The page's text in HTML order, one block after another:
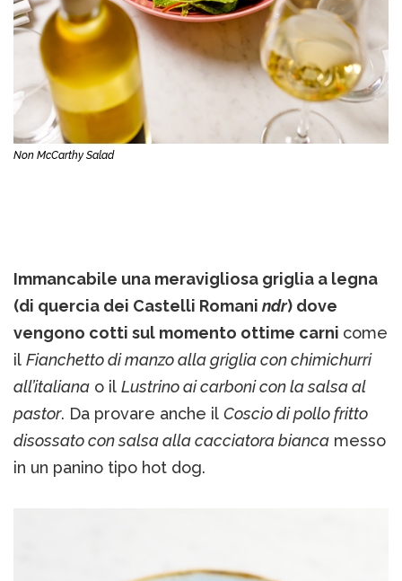
Non McCarthy Salad
Immancabile una meravigliosa griglia a legna
(di quercia dei Castelli Romani ndr) dove
vengono cotti sul momento ottime carni come
il Fianchetto di manzo alla griglia con chimichurri
all’italiana o il Lustrino ai carboni con la salsa al
pastor. Da provare anche il Coscio di pollo fritto
disossato con salsa alla cacciatora bianca messo
in un panino tipo hot dog.